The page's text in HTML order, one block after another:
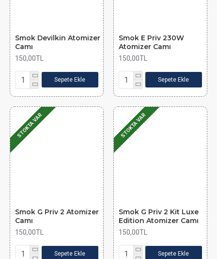
Smok Devilkin Atomizer
Camı
150,00TL
Sepete Ekle
Smok E Priv 230W
Atomizer Camı
150,00TL
Sepete Ekle
STOKTA VAR
Smok G Priv 2 Atomizer
Camı
150,00TL
Sepete Ekle
STOKTA VAR
Smok G Priv 2 Kit Luxe
Edition Atomizer Camı
150,00TL
Sepete Ekle